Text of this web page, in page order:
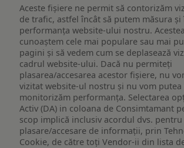
Aceste fișiere ne permit să contorizăm
de trafic, astfel încât să putem măsura
performanța website-ului nostru.
cunoaștem cele mai populare sau mai
pagini și să vedem cum se deplasează
cadrul website-ului. Dacă nu permiteți
plasarea/accesarea acestor fișiere, nu
vizitat website-ul nostru și nu vom putea
monitorizăm performanța. Selectarea
Activ (DA) in coloana de Consimtamant
scop implică inclusiv acordul dvs. pentru
plasare/accesare de informații, prin
Cookie, de către toți Vendor-ii din lista